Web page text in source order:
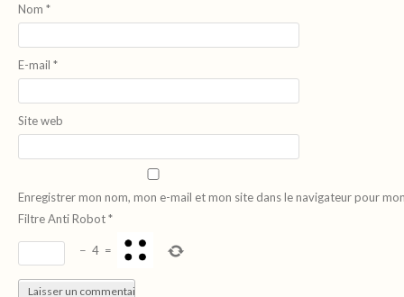
Nom *
E-mail *
Site web
Enregistrer mon nom, mon e-mail et mon site dans le navigateur pour
Filtre Anti Robot*
− 4 =